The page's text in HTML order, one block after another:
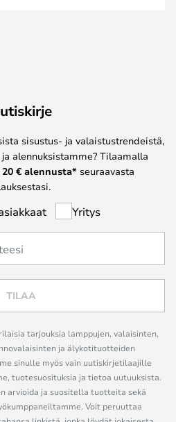
sisustus- ja valaistustrendeistä,
alennuksistamme? Tilaamalla
20 € alennusta* seuraavasta
Yritys
TILAA
tarjouksia lamppujen, valaisinten,
ja älykotituotteiden
sinulle myös vain uutiskirjetilaajille
tuotesuosituksia ja tietoa uutuuksista.
arvioida ja suositella tuotteita sekä
Voit peruuttaa